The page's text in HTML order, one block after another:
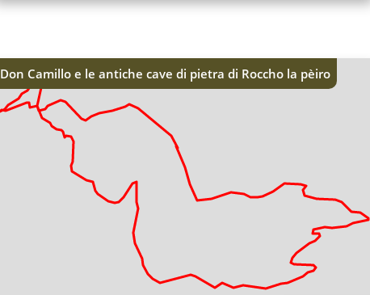
Don Camillo e le antiche cave di pietra di Roccho la pèiro